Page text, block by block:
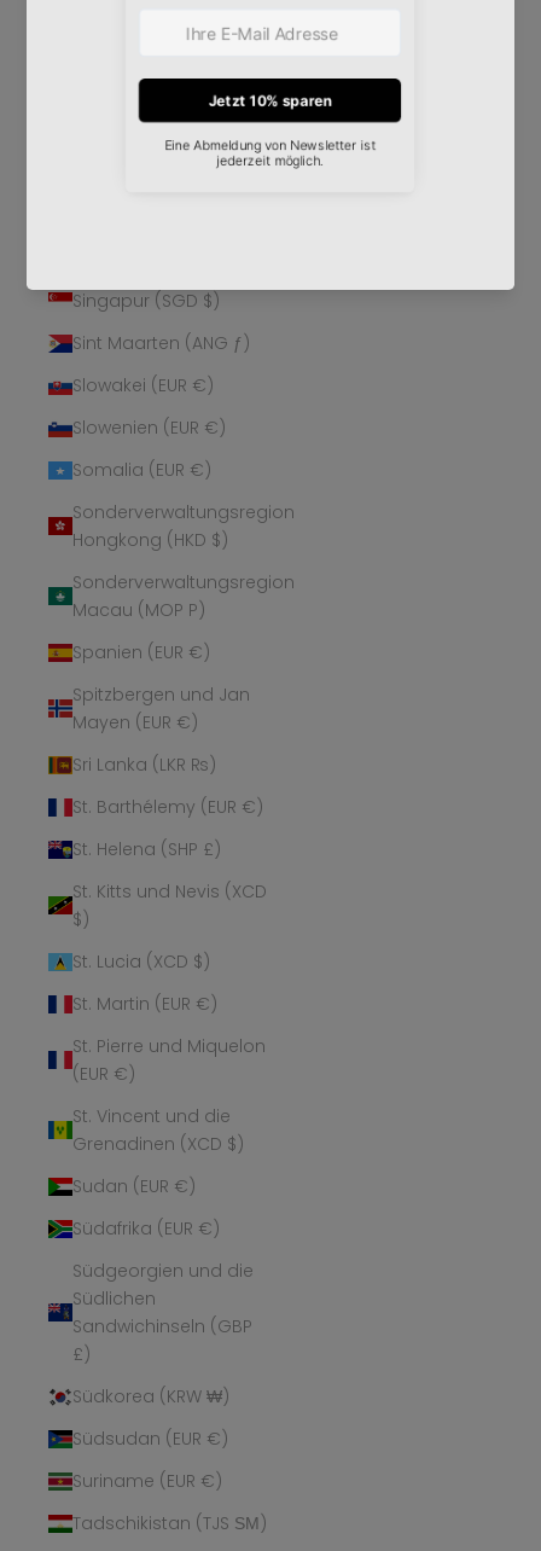
Schweiz (CHF CHF)
Senegal (XOF Fr)
Serbien (RSD РСД)
Seychellen (EUR €)
Singapur (SGD $)
Sint Maarten (ANG ƒ)
Slowakei (EUR €)
Slowenien (EUR €)
Somalia (EUR €)
Sonderverwaltungsregion
Hongkong (HKD $)
Sonderverwaltungsregion
Macau (MOP P)
Spanien (EUR €)
Spitzbergen und Jan
Mayen (EUR €)
Sri Lanka (LKR ₨)
St. Barthélemy (EUR €)
St. Helena (SHP £)
St. Kitts und Nevis (XCD
$)
St. Lucia (XCD $)
St. Martin (EUR €)
St. Pierre und Miquelon
(EUR €)
St. Vincent und die
Grenadinen (XCD $)
Sudan (EUR €)
Südafrika (EUR €)
Südgeorgien und die
Südlichen
Sandwichinseln (GBP
£)
Südkorea (KRW ₩)
Südsudan (EUR €)
Suriname (EUR €)
Tadschikistan (TJS ЅМ)